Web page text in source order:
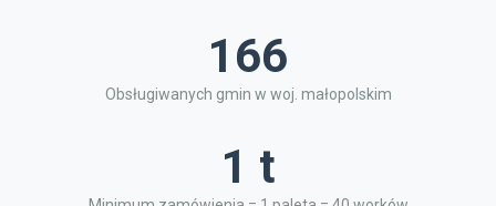
166
Obsługiwanych gmin w woj. małopolskim
1 t